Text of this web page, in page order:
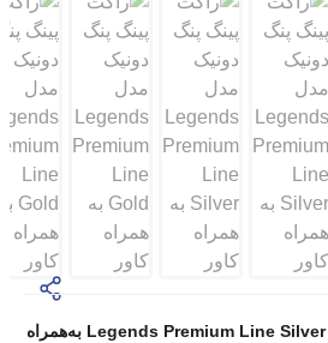
راکت پینگ پنگ دونیک مدل Legends Premium Line Silver به‌همراه